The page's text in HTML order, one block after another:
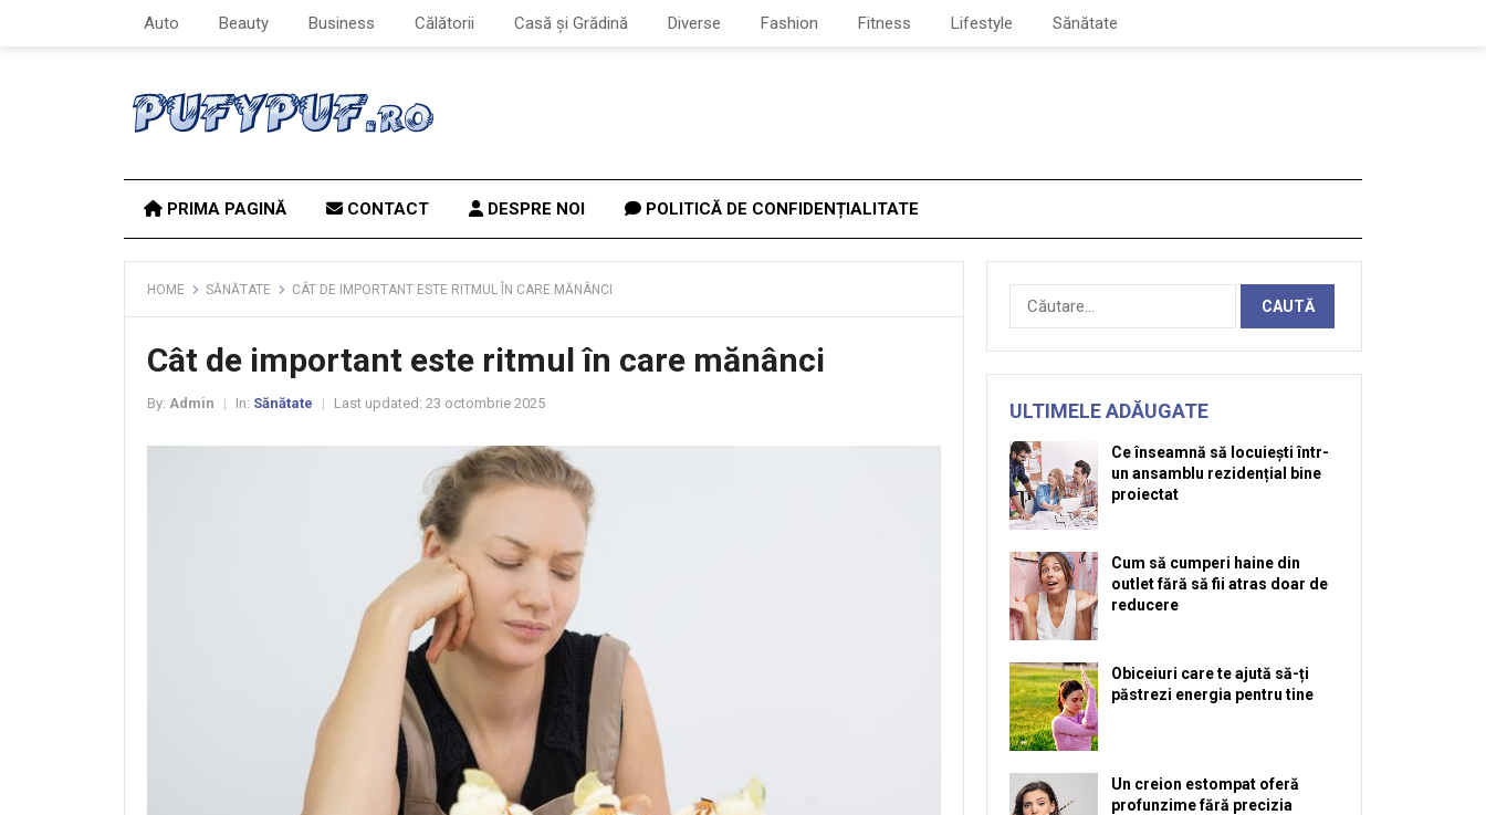
Auto Beauty Business Călătorii Casă și Grădină Diverse Fashion Fitness Lifestyle Sănătate
PRIMA PAGINĂ CONTACT DESPRE NOI POLITICĂ DE CONFIDENȚIALITATE
HOME SĂNĂTATE CÂT DE IMPORTANT ESTE RITMUL ÎN CARE MĂNÂNCI
Cât de important este ritmul în care mănânci
By: Admin In: Sănătate Last updated: 23 octombrie 2025
Caută
după:
ULTIMELE ADĂUGATE
Ce înseamnă să locuiești într-
un ansamblu rezidențial bine
proiectat
Cum să cumperi haine din
outlet fără să fii atras doar de
reducere
Obiceiuri care te ajută să-ți
păstrezi energia pentru tine
Un creion estompat oferă
profunzime fără precizia